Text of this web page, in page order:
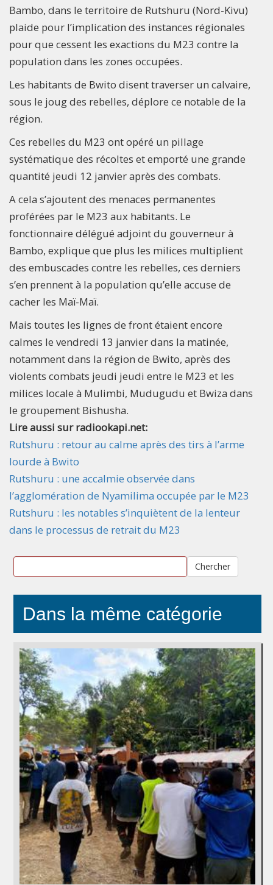
Bambo, dans le territoire de Rutshuru (Nord-Kivu)
plaide pour l’implication des instances régionales
pour que cessent les exactions du M23 contre la
population dans les zones occupées.
Les habitants de Bwito disent traverser un calvaire,
sous le joug des rebelles, déplore ce notable de la
région.
Ces rebelles du M23 ont opéré un pillage
systématique des récoltes et emporté une grande
quantité jeudi 12 janvier après des combats.
A cela s’ajoutent des menaces permanentes
proférées par le M23 aux habitants. Le
fonctionnaire délégué adjoint du gouverneur à
Bambo, explique que plus les milices multiplient
des embuscades contre les rebelles, ces derniers
s’en prennent à la population qu’elle accuse de
cacher les Maï-Maï.
Mais toutes les lignes de front étaient encore
calmes le vendredi 13 janvier dans la matinée,
notamment dans la région de Bwito, après des
violents combats jeudi jeudi entre le M23 et les
milices locale à Mulimbi, Mudugudu et Bwiza dans
le groupement Bishusha.
Lire aussi sur radiookapi.net:
Rutshuru : retour au calme après des tirs à l’arme
lourde à Bwito
Rutshuru : une accalmie observée dans
l’agglomération de Nyamilima occupée par le M23
Rutshuru : les notables s’inquiètent de la lenteur
dans le processus de retrait du M23
Chercher
Dans la même catégorie